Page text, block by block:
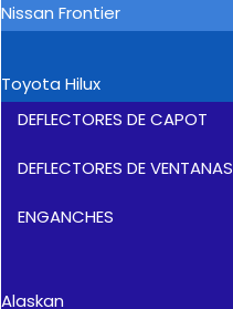
Nissan Frontier
Toyota Hilux
DEFLECTORES DE CAPOT
DEFLECTORES DE VENTANAS
ENGANCHES
Alaskan